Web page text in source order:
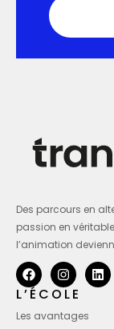
Des parcours en
passion en
l’animation
L’ÉCOLE
Les avantages